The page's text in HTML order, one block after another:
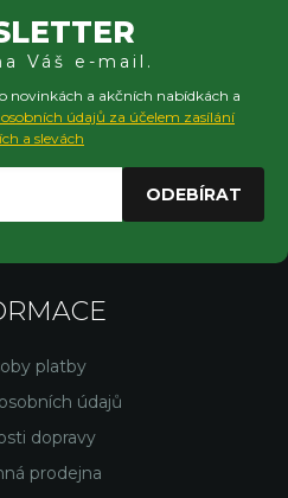
Váš e-mail.
novinkách a akčních nabídkách a
údajů za účelem zasílání
a slevách
ODEBÍRAT
platby
údajů
dopravy
prodejna